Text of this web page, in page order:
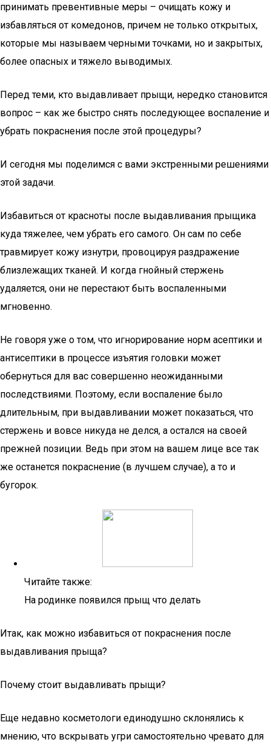
принимать превентивные меры – очищать кожу и
избавляться от комедонов, причем не только открытых,
которые мы называем черными точками, но и закрытых,
более опасных и тяжело выводимых.
Перед теми, кто выдавливает прыщи, нередко становится
вопрос – как же быстро снять последующее воспаление и
убрать покраснения после этой процедуры?
И сегодня мы поделимся с вами экстренными решениями
этой задачи.
Избавиться от красноты после выдавливания прыщика
куда тяжелее, чем убрать его самого. Он сам по себе
травмирует кожу изнутри, провоцируя раздражение
близлежащих тканей. И когда гнойный стержень
удаляется, они не перестают быть воспаленными
мгновенно.
Не говоря уже о том, что игнорирование норм асептики и
антисептики в процессе изъятия головки может
обернуться для вас совершенно неожиданными
последствиями. Поэтому, если воспаление было
длительным, при выдавливании может показаться, что
стержень и вовсе никуда не делся, а остался на своей
прежней позиции. Ведь при этом на вашем лице все так
же останется покраснение (в лучшем случае), а то и
бугорок.
Читайте также:
На родинке появился прыщ что делать
Итак, как можно избавиться от покраснения после
выдавливания прыща?
Почему стоит выдавливать прыщи?
Еще недавно косметологи единодушно склонялись к
мнению, что вскрывать угри самостоятельно чревато для